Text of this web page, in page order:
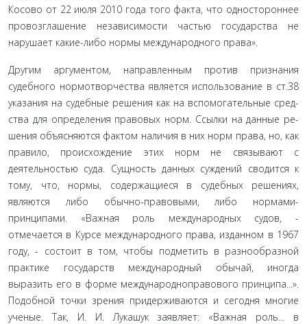
Косово от 22 июля 2010 года того факта, что одностороннее
провозглашение неза­висимости частью государства не
нарушает какие-либо нормы международного права».
Другим аргументом, направленным против признания
судебного нормотворчества является использование в ст.38
указания на судебные решения как на вспомогательные сред­
ства для определения правовых норм. Ссылки на данные ре­
шения объясняются фактом наличия в них норм права, но, как
правило, происхождение этих норм не связывают с
деятельно­стью суда. Сущность данных суждений сводится к
тому, что, нормы, содержащиеся в судебных решениях,
являются либо обычно-правовыми, либо нормами-
принципами. «Важная роль международных судов, -
отмечается в Курсе междуна­родного права, изданном в 1967
году, - состоит в том, чтобы подметить в разнообразной
практике государств междуна­родный обычай, иногда
выразить его в форме международно­правового принципа...».
Подобной точки зрения придержи­ваются и сегодня многие
ученые. Так, И. И. Лукашук заявляет: «Важная роль... в